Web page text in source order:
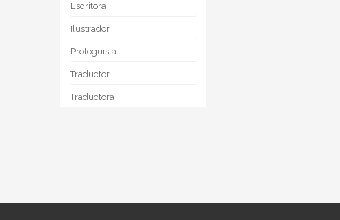
Escritora
Ilustrador
Prologuista
Traductor
Traductora